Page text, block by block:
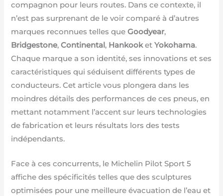
compagnon pour leurs routes. Dans ce contexte, il
n’est pas surprenant de le voir comparé à d’autres
marques reconnues telles queGoodyear,
Bridgestone,Continental, HankooketYokohama.
Chaque marque a son identité, ses innovations et ses
caractéristiques qui séduisent différents types de
conducteurs. Cet article vous plongera dans les
moindres détails des performances de ces pneus, en
mettant notamment l’accent sur leurs technologies
de fabrication et leurs résultats lors des tests
indépendants.
Face à ces concurrents, le Michelin Pilot Sport 5
affiche des spécificités telles que des sculptures
optimisées pour une meilleure évacuation de l’eau et